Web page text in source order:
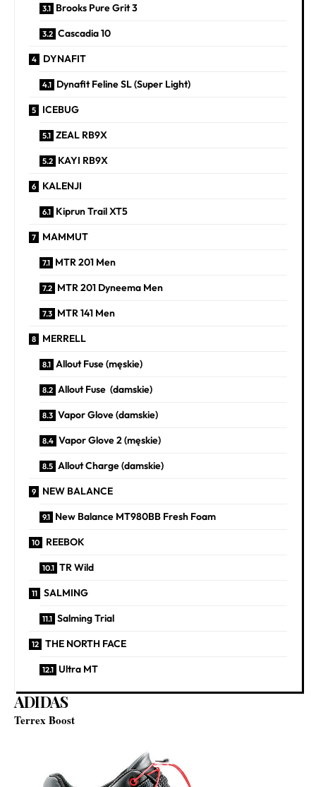
Brooks Pure Grit 3
Cascadia 10
DYNAFIT
Dynafit Feline SL (Super Light)
ICEBUG
ZEAL RB9X
KAYI RB9X
KALENJI
Kiprun Trail XT5
MAMMUT
MTR 201 Men
MTR 201 Dyneema Men
MTR 141 Men
MERRELL
Allout Fuse (męskie)
Allout Fuse (damskie)
Vapor Glove (damskie)
Vapor Glove 2 (męskie)
Allout Charge (damskie)
NEW BALANCE
New Balance MT980BB Fresh Foam
REEBOK
TR Wild
SALMING
Salming Trial
THE NORTH FACE
Ultra MT
ADIDAS
Terrex Boost